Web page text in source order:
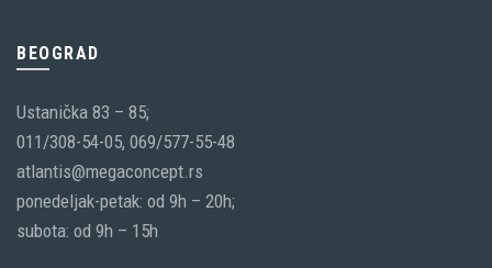
BEOGRAD
Ustanička 83 – 85;
011/308-54-05, 069/577-55-48
atlantis@megaconcept.rs
ponedeljak-petak: od 9h – 20h;
subota: od 9h – 15h